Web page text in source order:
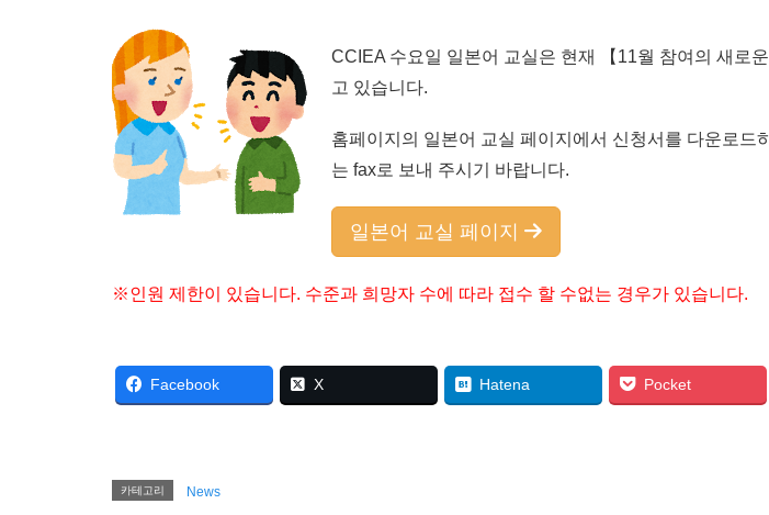
CCIEA 수요일 일본어 교실은 현재 【11월 참여의 새로
고 있습니다.
홈페이지의 일본어 교실 페이지에서 신청서를 다운로드
는 fax로 보내 주시기 바랍니다.
일본어 교실 페이지
※인원 제한이 있습니다. 수준과 희망자 수에 따라 접수 할 수없는 경우가 있습니다.
Facebook X Hatena Pocket
카테고리 News